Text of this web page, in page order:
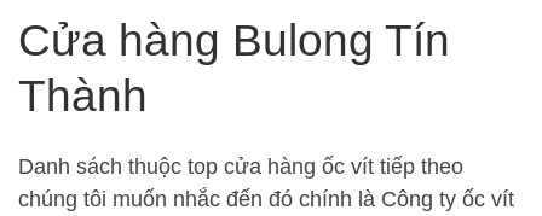
Cửa hàng Bulong Tín
Thành
Danh sách thuộc top cửa hàng ốc vít tiếp theo
chúng tôi muốn nhắc đến đó chính là Công ty ốc vít